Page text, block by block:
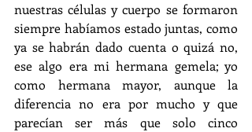
nuestras células y cuerpo se formaron
siempre habíamos estado juntas, como
ya se habrán dado cuenta o quizá no,
ese algo era mi hermana gemela; yo
como hermana mayor, aunque la
diferencia no era por mucho y que
parecían ser más que solo cinco